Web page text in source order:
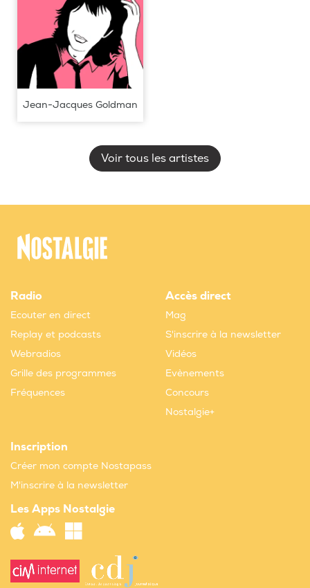
Jean-Jacques Goldman
Voir tous les artistes
Radio
Ecouter en direct
Replay et podcasts
Webradios
Grille des programmes
Fréquences
Accès direct
Mag
S'inscrire à la newsletter
Vidéos
Evènements
Concours
Nostalgie+
Inscription
Créer mon compte Nostapass
M'inscrire à la newsletter
Les Apps Nostalgie